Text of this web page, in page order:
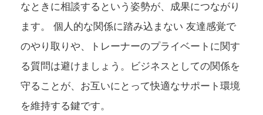
なときに相談するという姿勢が、成果につながり
ます。 個人的な関係に踏み込まない 友達感覚で
のやり取りや、トレーナーのプライベートに関す
る質問は避けましょう。ビジネスとしての関係を
守ることが、お互いにとって快適なサポート環境
を維持する鍵です。